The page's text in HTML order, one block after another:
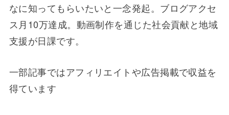
なに知ってもらいたいと一念発起。ブログアクセ
ス月10万達成。動画制作を通じた社会貢献と地域
支援が日課です。
一部記事ではアフィリエイトや広告掲載で収益を
得ています